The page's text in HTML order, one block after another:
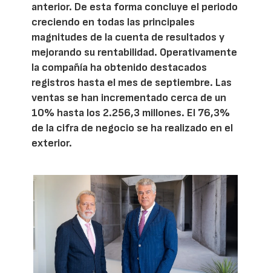
anterior. De esta forma concluye el periodo
creciendo en todas las principales
magnitudes de la cuenta de resultados y
mejorando su rentabilidad. Operativamente
la compañía ha obtenido destacados
registros hasta el mes de septiembre. Las
ventas se han incrementado cerca de un
10% hasta los 2.256,3 millones. El 76,3%
de la cifra de negocio se ha realizado en el
exterior.